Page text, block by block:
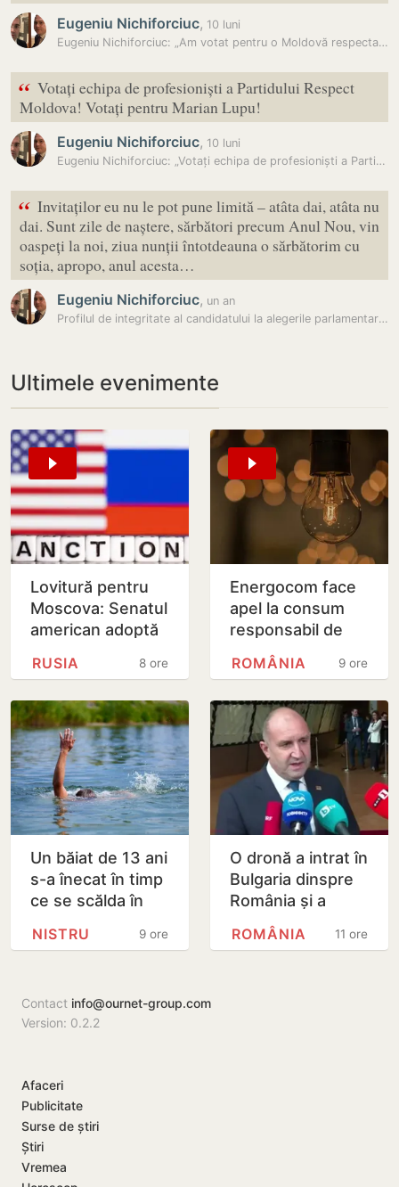
Eugeniu Nichiforciuc, 10 luni
Eugeniu Nichiforciuc: „Am votat pentru o Moldovă respectată. Vino și…
“ Votați echipa de profesioniști a Partidului Respect
Moldova! Votați pentru Marian Lupu!
Eugeniu Nichiforciuc, 10 luni
Eugeniu Nichiforciuc: „Votați echipa de profesioniști a Partidului…
“ Invitaților eu nu le pot pune limită – atâta dai, atâta nu
dai. Sunt zile de naștere, sărbători precum Anul Nou, vin
oaspeți la noi, ziua nunții întotdeauna o sărbătorim cu
soția, apropo, anul acesta…
Eugeniu Nichiforciuc, un an
Profilul de integritate al candidatului la alegerile parlamentare,…
Ultimele evenimente
Lovitură pentru
Moscova: Senatul
american adoptă
împotriva Rusiei8 ore
RUSIA
Energocom face
apel la consum
responsabil de
energie în orele
de vârfe vârf
9 ore
ROMÂNIA
Un băiat de 13 ani
s-a înecat în timp
ce se scălda în
neautorizată din9 ore
NISTRU
O dronă a intrat în
Bulgaria dinspre
România și a
explodat în
apropierea unui11 ore
ROMÂNIA
Contact info@ournet-group.com
Version: 0.2.2
Afaceri
Publicitate
Surse de știri
Știri
Vremea